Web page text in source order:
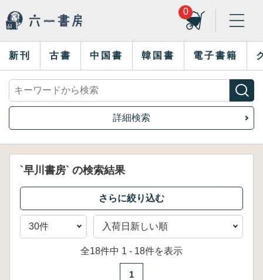
0
新刊 古書 中国書 韓国書 電子書籍
詳細検索
`早川書房` の検索結果
全18件中 1 - 18件を表示
1